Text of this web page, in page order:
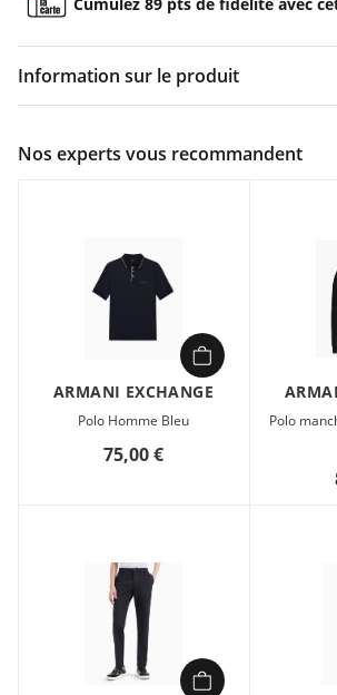
Information sur le produit
lignes épurées. Détails distinctifs et
Nos experts vous recommandent
ARMANI EXCHANGE
Polo Homme Bleu
75,00 €
Polo